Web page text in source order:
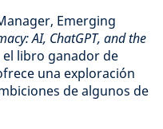
Emerging
AI, ChatGPT, and the
el libro ganador de
una exploración
de algunos de